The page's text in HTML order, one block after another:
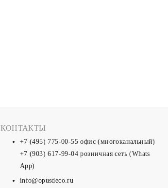
КОНТАКТЫ
+7 (495) 775-00-55 офис (многоканальный)
+7 (903) 617-99-04 розничная сеть (Whats
App)
info@opusdeco.ru